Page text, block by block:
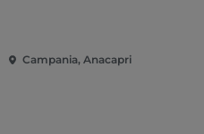
Campania, Anacapri